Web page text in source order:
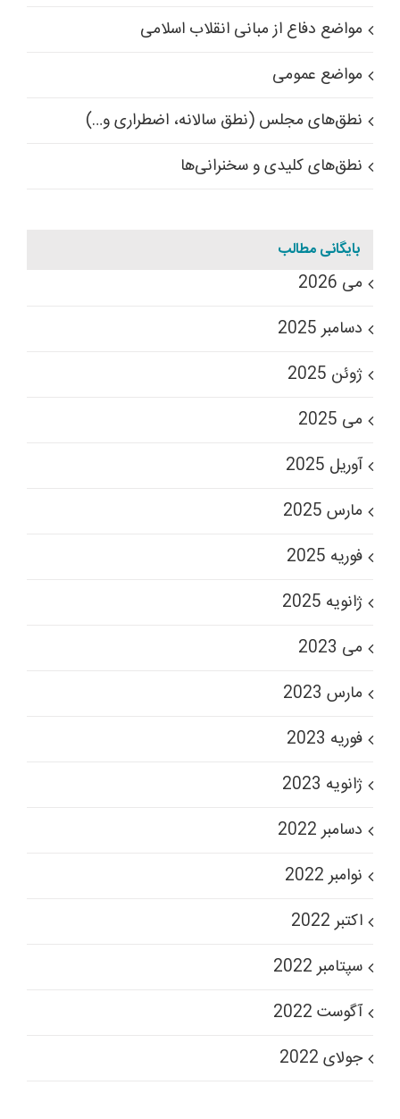
مواضع دفاع از مبانی انقلاب اسلامی
مواضع عمومی
نطق‌های مجلس (نطق سالانه، اضطراری و…)
نطق‌های کلیدی و سخنرانی‌ها
بایگانی مطالب
می 2026
دسامبر 2025
ژوئن 2025
می 2025
آوریل 2025
مارس 2025
فوریه 2025
ژانویه 2025
می 2023
مارس 2023
فوریه 2023
ژانویه 2023
دسامبر 2022
نوامبر 2022
اکتبر 2022
سپتامبر 2022
آگوست 2022
جولای 2022